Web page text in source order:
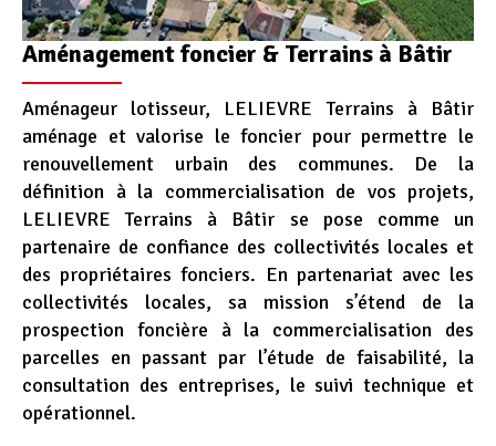
Aménagement foncier & Terrains à Bâtir
Aménageur lotisseur, LELIEVRE Terrains à Bâtir
aménage et valorise le foncier pour permettre le
renouvellement urbain des communes. De la
définition à la commercialisation de vos projets,
LELIEVRE Terrains à Bâtir se pose comme un
partenaire de confiance des collectivités locales et
des propriétaires fonciers. En partenariat avec les
collectivités locales, sa mission s’étend de la
prospection foncière à la commercialisation des
parcelles en passant par l’étude de faisabilité, la
consultation des entreprises, le suivi technique et
opérationnel.